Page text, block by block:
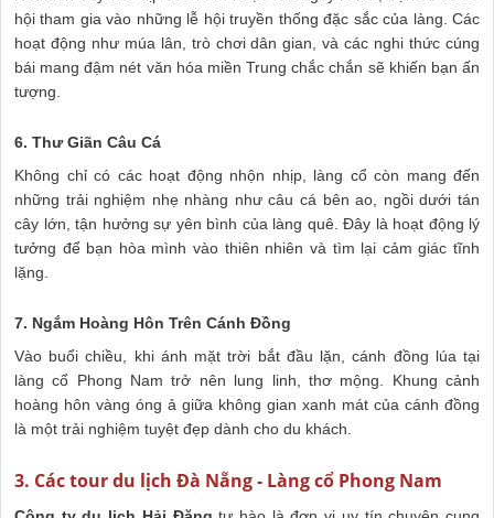
hội tham gia vào những lễ hội truyền thống đặc sắc của làng. Các
hoạt động như múa lân, trò chơi dân gian, và các nghi thức cúng
bái mang đậm nét văn hóa miền Trung chắc chắn sẽ khiến bạn ấn
tượng.
6. Thư Giãn Câu Cá
Không chỉ có các hoạt động nhộn nhịp, làng cổ còn mang đến
những trải nghiệm nhẹ nhàng như câu cá bên ao, ngồi dưới tán
cây lớn, tận hưởng sự yên bình của làng quê. Đây là hoạt động lý
tưởng để bạn hòa mình vào thiên nhiên và tìm lại cảm giác tĩnh
lặng.
7. Ngắm Hoàng Hôn Trên Cánh Đồng
Vào buổi chiều, khi ánh mặt trời bắt đầu lặn, cánh đồng lúa tại
làng cổ Phong Nam trở nên lung linh, thơ mộng. Khung cảnh
hoàng hôn vàng óng ả giữa không gian xanh mát của cánh đồng
là một trải nghiệm tuyệt đẹp dành cho du khách.
3. Các tour du lịch Đà Nẵng - Làng cổ Phong Nam